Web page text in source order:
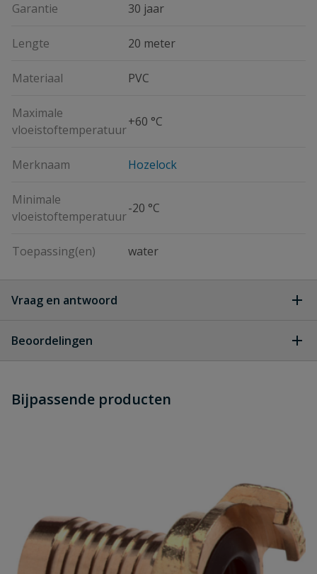
Garantie 30 jaar
Lengte 20 meter
Materiaal PVC
Maximale
vloeistoftemperatuur
+60 °C
Merknaam Hozelock
Minimale
vloeistoftemperatuur
-20 °C
Toepassing(en) water
Vraag en antwoord
dit product?
Beoordelingen
Schrijf zelf een beoordeling
Bijpassende producten